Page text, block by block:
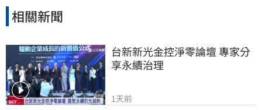
相關新聞
台新新光金控淨零論壇 專家分
享永續治理
1天前